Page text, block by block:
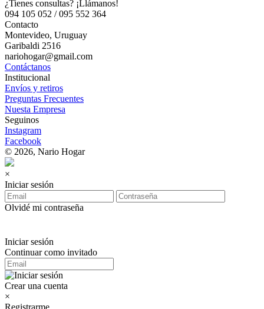
¿Tienes consultas? ¡Llámanos!
094 105 052 / 095 552 364
Contacto
Montevideo, Uruguay
Garibaldi 2516
nariohogar@gmail.com
Contáctanos
Institucional
Envíos y retiros
Preguntas Frecuentes
Nuesta Empresa
Seguinos
Instagram
Facebook
© 2026, Nario Hogar
×
Iniciar sesión
Olvidé mi contraseña
Iniciar sesión
Continuar como invitado
Crear una cuenta
×
Registrarme